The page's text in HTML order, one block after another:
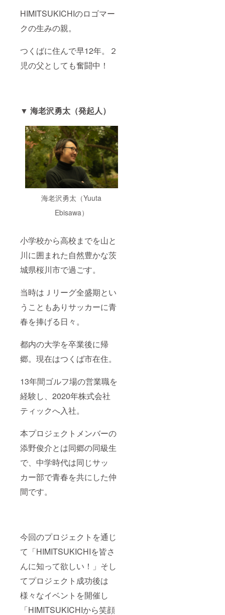
HIMITSUKICHIのロゴマー
クの生みの親。
つくばに住んで早12年。２
児の父としても奮闘中！
▼ 海老沢勇太（発起人）
海老沢勇太（Yuuta
Ebisawa）
小学校から高校までを山と
川に囲まれた自然豊かな茨
城県桜川市で過ごす。
当時はＪリーグ全盛期とい
うこともありサッカーに青
春を捧げる日々。
都内の大学を卒業後に帰
郷。現在はつくば市在住。
13年間ゴルフ場の営業職を
経験し、2020年株式会社
ティックへ入社。
本プロジェクトメンバーの
添野俊介とは同郷の同級生
で、中学時代は同じサッ
カー部で青春を共にした仲
間です。
今回のプロジェクトを通じ
て「HIMITSUKICHIを皆さ
んに知って欲しい！」そし
てプロジェクト成功後は
様々なイベントを開催し
「HIMITSUKICHIから笑顔